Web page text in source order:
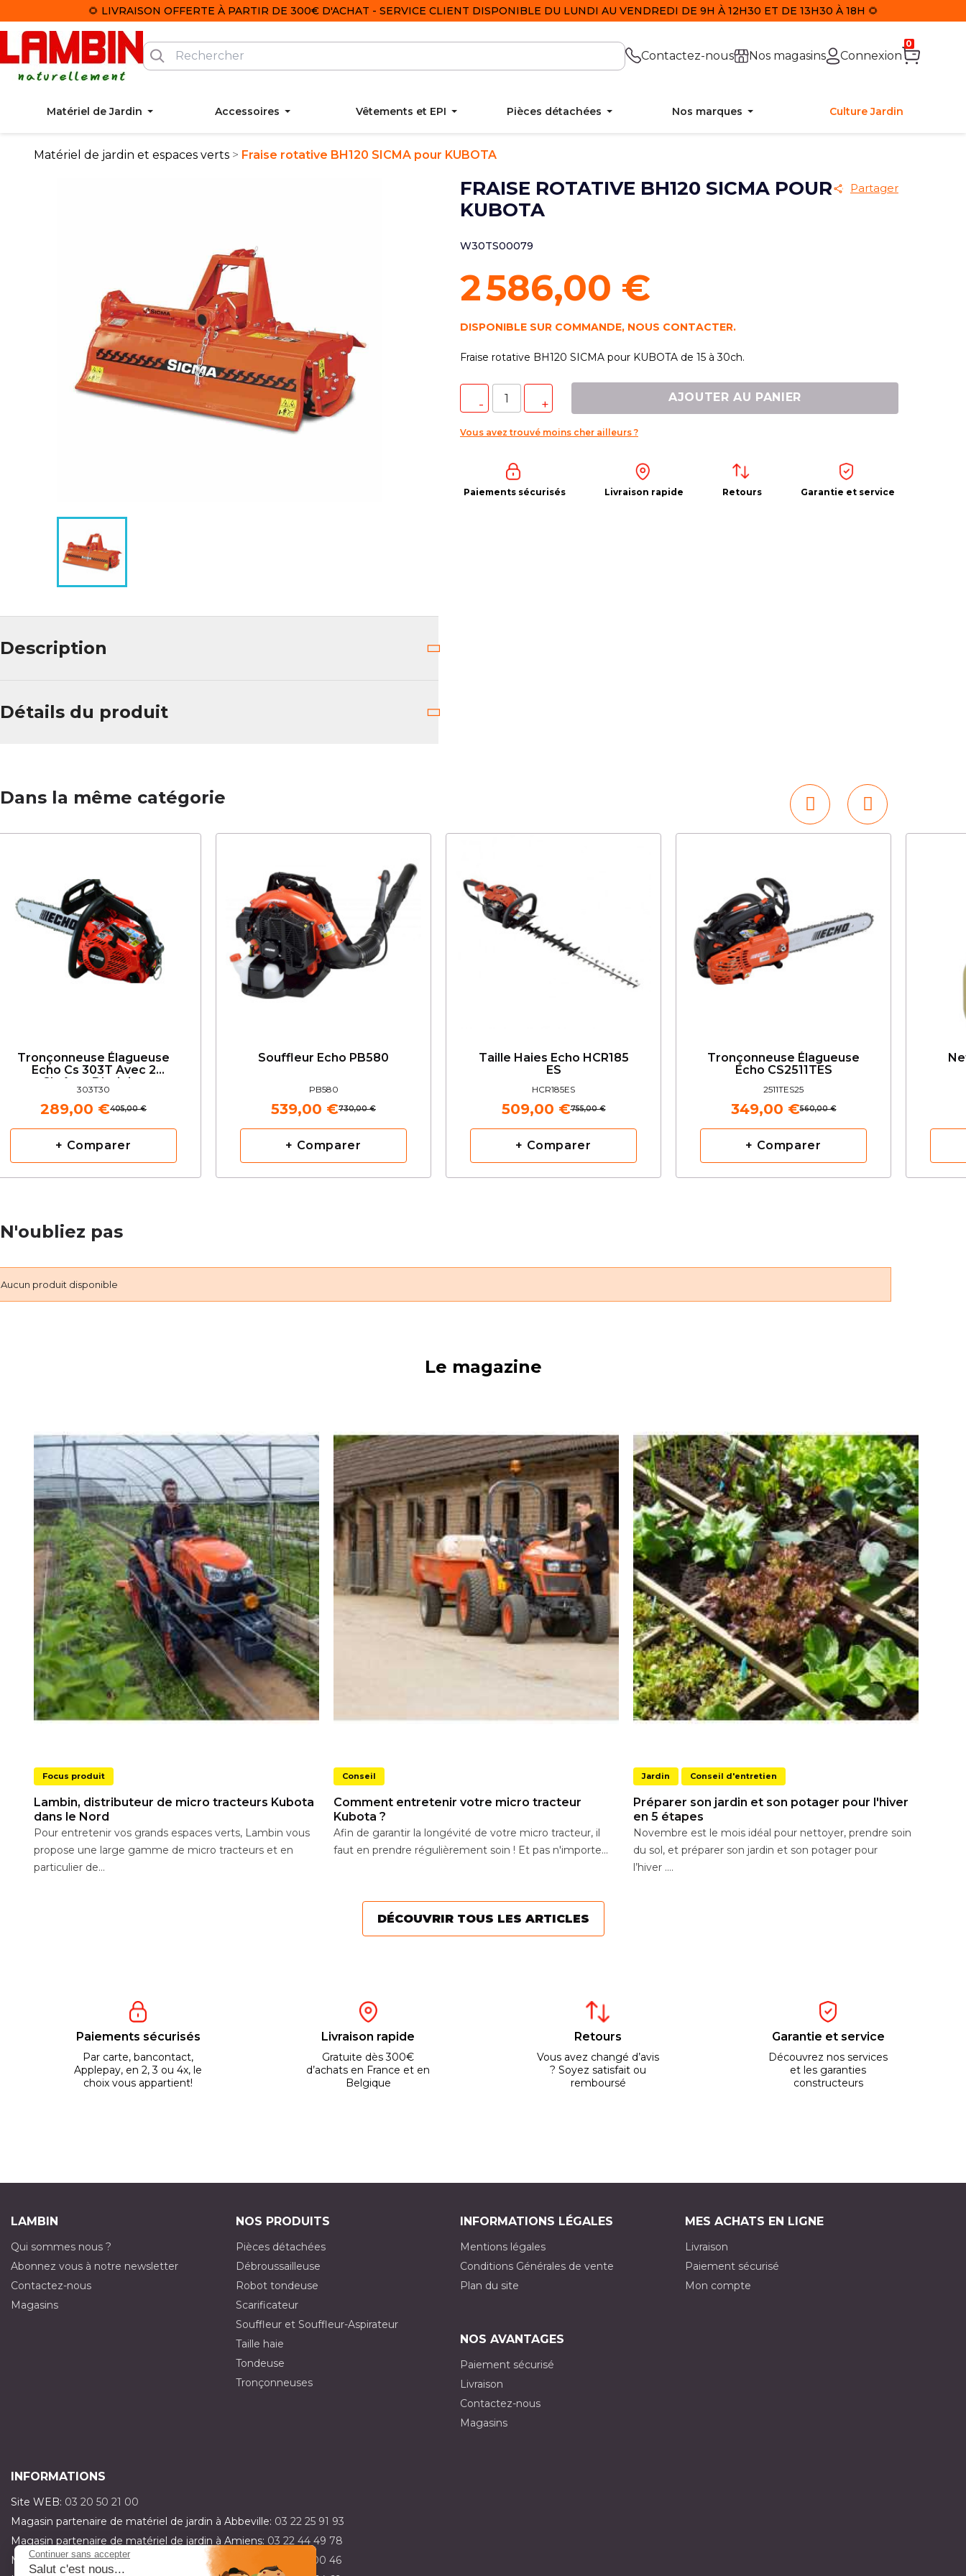
Continuer sans accepter
Salut c'est nous...
🌻 LIVRAISON OFFERTE À PARTIR DE 300€ D'ACHAT - SERVICE CLIENT DISPONIBLE DU LUNDI AU VENDREDI DE 9H À 12H30 ET DE 13H30 À 18H 🌻
Contactez-nous Nos magasins Connexion
0
Matériel de Jardin Accessoires Vêtements et EPI Pièces détachées Nos marques Culture Jardin
Matériel de jardin et espaces verts Fraise rotative BH120 SICMA pour KUBOTA
FRAISE ROTATIVE BH120 SICMA POUR
KUBOTA
Partager
W30TS00079
2 586,00 €
DISPONIBLE SUR COMMANDE, NOUS CONTACTER.
Fraise rotative BH120 SICMA pour KUBOTA de 15 à 30ch.
AJOUTER AU PANIER
Vous avez trouvé moins cher ailleurs ?
Paiements sécurisés Livraison rapide Retours Garantie et service
Description
Détails du produit
Dans la même catégorie
Tronçonneuse Élagueuse
Echo Cs 303T Avec 2
Chaînes D'origine
303T30
405,00 €
289,00 €
+ Comparer
Souffleur Echo PB580
PB580
730,00 €
539,00 €
+ Comparer
Taille Haies Echo HCR185
ES
HCR185ES
755,00 €
509,00 €
+ Comparer
Tronçonneuse Élagueuse
Echo CS2511TES
2511TES25
560,00 €
349,00 €
+ Comparer
N'oubliez pas
Aucun produit disponible
Le magazine
Focus produit
Lambin, distributeur de micro tracteurs Kubota
dans le Nord
Pour entretenir vos grands espaces verts, Lambin vous
propose une large gamme de micro tracteurs et en
particulier de...
Conseil
Comment entretenir votre micro tracteur
Kubota ?
Afin de garantir la longévité de votre micro tracteur, il
faut en prendre régulièrement soin ! Et pas n'importe...
Jardin Conseil d'entretien
Préparer son jardin et son potager pour l'hiver
en 5 étapes
Novembre est le mois idéal pour nettoyer, prendre soin
du sol, et préparer son jardin et son potager pour
l’hiver ....
DÉCOUVRIR TOUS LES ARTICLES
Paiements sécurisés
Par carte, bancontact,
Applepay, en 2, 3 ou 4x, le
choix vous appartient!
Livraison rapide
Gratuite dès 300€
d’achats en France et en
Belgique
Retours
Vous avez changé d’avis
? Soyez satisfait ou
remboursé
Garantie et service
Découvrez nos services
et les garanties
constructeurs
LAMBIN
Qui sommes nous ?
Abonnez vous à notre newsletter
Contactez-nous
Magasins
NOS PRODUITS
Pièces détachées
Débroussailleuse
Robot tondeuse
Scarificateur
Souffleur et Souffleur-Aspirateur
Taille haie
Tondeuse
Tronçonneuses
INFORMATIONS LÉGALES
Mentions légales
Conditions Générales de vente
Plan du site
MES ACHATS EN LIGNE
Livraison
Paiement sécurisé
Mon compte
NOS AVANTAGES
Paiement sécurisé
Livraison
Contactez-nous
Magasins
INFORMATIONS
Site WEB: 03 20 50 21 00
Magasin partenaire de matériel de jardin à Abbeville: 03 22 25 91 93
Magasin partenaire de matériel de jardin à Amiens: 03 22 44 49 78
Magasin partenaire de matériel de jardin à Dainville:
03 21 15 00 46